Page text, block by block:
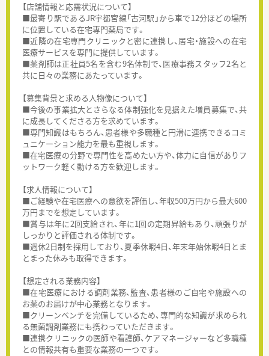
【店舗情報と応需状況について】
■最寄り駅であるJR宇都宮線「古河駅」から車で12分ほどの場所
に位置している在宅専門薬局です。
■近隣の在宅専門クリニックと密に連携し、居宅・施設への在宅
医療サービスを専門に提供しています。
■薬剤師は正社員5名を含む9名体制で、医療事務スタッフ2名と
共に日々の業務にあたっています。
【募集背景と求める人物像について】
■今後の事業拡大とさらなる体制強化を見据えた増員募集で、共
に成長してくださる方を求めています。
■専門知識はもちろん、患者様や多職種と円滑に連携できるコミ
ュニケーション能力を最も重視します。
■在宅医療の分野で専門性を高めたい方や、体力に自信がありフ
ットワーク軽く動ける方を歓迎します。
【求人情報について】
■ご経験や在宅医療への意欲を評価し、年収500万円から最大600
万円までを想定しています。
■賞与は年に2回支給され、年に1回の定期昇給もあり、頑張りが
しっかりと評価される体制です。
■週休2日制を採用しており、夏季休暇4日、年末年始休暇4日とま
とまった休みも取得できます。
【想定される業務内容】
■在宅医療における調剤業務、監査、患者様のご自宅や施設への
お薬のお届けが中心業務となります。
■クリーンベンチを完備しているため、専門的な知識が求められ
る無菌調剤業務にも携わっていただきます。
■連携クリニックの医師や看護師、ケアマネージャーなど多職種
との情報共有も重要な業務の一つです。